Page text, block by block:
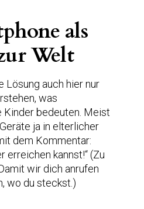
als
Welt
Lösung auch hier nur
was
Kinder bedeuten. Meist
ja in elterlicher
dem Kommentar:
erreichen kannst!“ (Zu
wir dich anrufen
wo du steckst.)